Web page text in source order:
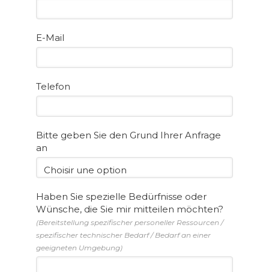
E-Mail
Telefon
Bitte geben Sie den Grund Ihrer Anfrage
an
Choisir une option
Haben Sie spezielle Bedürfnisse oder
Wünsche, die Sie mir mitteilen möchten?
(Bereitstellung spezifischer personeller Ressourcen /
spezifischer technischer Bedarf / Bedarf an einer
geeigneten Umgebung)